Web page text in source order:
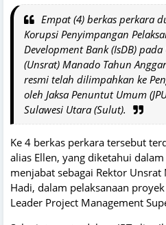
Empat (4) berkas perkara
Korupsi Penyimpangan
Development Bank (IsDB)
(Unsrat) Manado Tahun
resmi telah dilimpahkan ke
oleh Jaksa Penuntut Umum
Sulawesi Utara (Sulut).
Ke 4 berkas perkara tersebut
alias Ellen, yang diketahui
menjabat sebagai Rektor
Hadi, dalam pelaksanaan
Leader Project Management